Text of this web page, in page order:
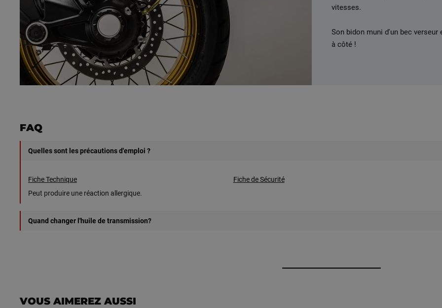
vitesses.
Son bidon muni d'un bec
à côté !
FAQ
Quelles sont les précautions d'emploi ?
Fiche Technique
Fiche de Sécurité
Peut produire une réaction allergique.
Quand changer l'huile de transmission?
VOUS AIMEREZ AUSSI